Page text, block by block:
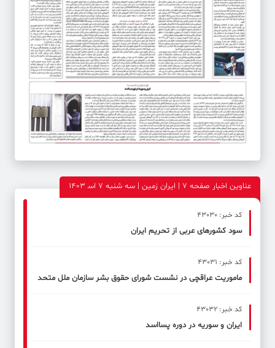
عناوین اخبار صفحه ۷ | ایران زمین | سه شنبه 7 اس‍ 1403
کد خبر: 43030
سود کشورهای عربی از تحریم ایران
کد خبر: 43031
ماموریت عراقچی در نشست شورای حقوق بشر سازمان ملل متحد
کد خبر: 43032
ایران و سوریه در دوره پسااسد